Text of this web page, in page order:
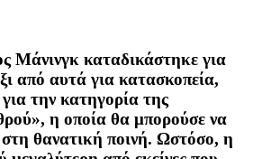
Μάνινγκ καταδικάστηκε για
από αυτά για κατασκοπεία,
την κατηγορία της
η οποία θα μπορούσε να
στη θανατική ποινή. Ωστόσο, η